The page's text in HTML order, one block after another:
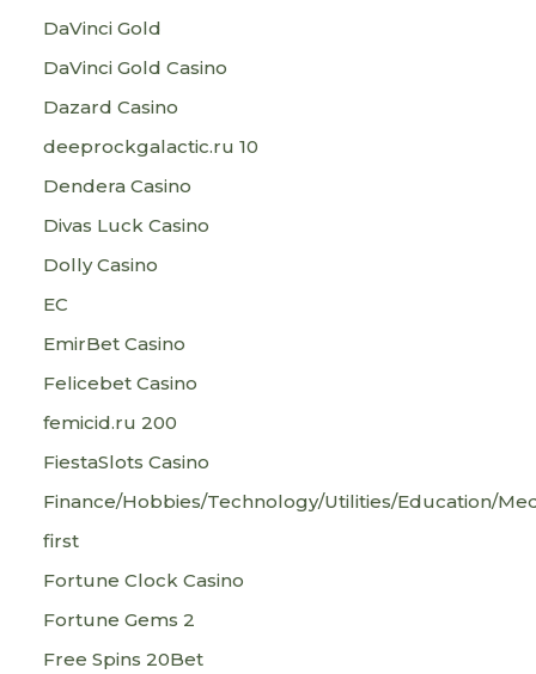
DaVinci Gold
DaVinci Gold Casino
Dazard Casino
deeprockgalactic.ru 10
Dendera Casino
Divas Luck Casino
Dolly Casino
EC
EmirBet Casino
Felicebet Casino
femicid.ru 200
FiestaSlots Casino
Finance/Hobbies/Technology/Utilities/Education/
first
Fortune Clock Casino
Fortune Gems 2
Free Spins 20Bet